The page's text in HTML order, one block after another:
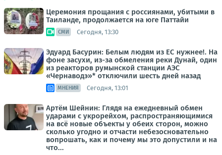
Церемония прощания с россиянами, убитыми в
Таиланде, продолжается на юге Паттайи
СМИ Сегодня, 13:30
Эдуард Басурин: Белым людям из ЕС нужнее!. На
фоне засухи, из-за обмеления реки Дунай, один
из реакторов румынской станции АЭС
«Чернаводэ»* отключили шесть дней назад
МНЕНИЯ Сегодня, 13:01
Артём Шейнин: Глядя на ежедневный обмен
ударами с укрорейхом, распространяющимися
на всё новые объекты у обеих сторон, можно
сколько угодно и отчасти небезосновательно
вопрошать, как и почему мы это допустили и на
что...